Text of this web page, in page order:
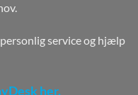
service og hjælp
her.